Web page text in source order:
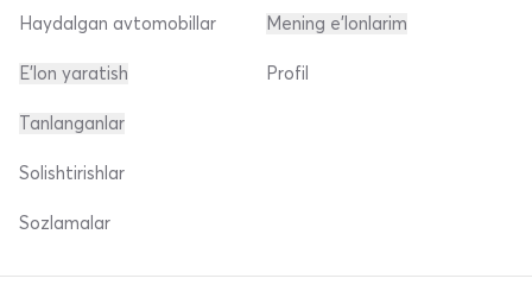
Haydalgan avtomobillar
E'lon yaratish
Mening e'lonlarim
Profil
Tanlanganlar
Solishtirishlar
Sozlamalar